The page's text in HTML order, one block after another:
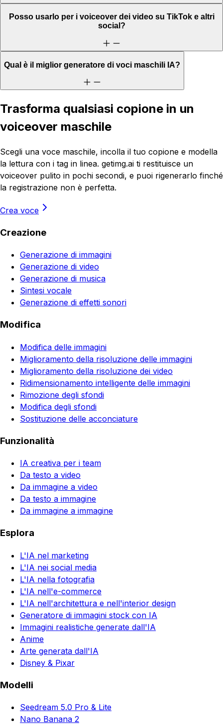
Posso usarlo per i voiceover dei video su TikTok e altri
social?
Qual è il miglior generatore di voci maschili IA?
Trasforma qualsiasi copione in un
voiceover maschile
Scegli una voce maschile, incolla il tuo copione e modella
la lettura con i tag in linea. getimg.ai ti restituisce un
voiceover pulito in pochi secondi, e puoi rigenerarlo finché
la registrazione non è perfetta.
Crea voce
Creazione
Generazione di immagini
Generazione di video
Generazione di musica
Sintesi vocale
Generazione di effetti sonori
Modifica
Modifica delle immagini
Miglioramento della risoluzione delle immagini
Miglioramento della risoluzione dei video
Ridimensionamento intelligente delle immagini
Rimozione degli sfondi
Modifica degli sfondi
Sostituzione delle acconciature
Funzionalità
IA creativa per i team
Da testo a video
Da immagine a video
Da testo a immagine
Da immagine a immagine
Esplora
L'IA nel marketing
L'IA nei social media
L'IA nella fotografia
L'IA nell'e-commerce
L'IA nell'architettura e nell'interior design
Generatore di immagini stock con IA
Immagini realistiche generate dall'IA
Anime
Arte generata dall'IA
Disney & Pixar
Modelli
Seedream 5.0 Pro & Lite
Nano Banana 2